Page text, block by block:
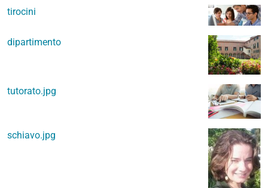
tirocini
dipartimento
tutorato.jpg
schiavo.jpg